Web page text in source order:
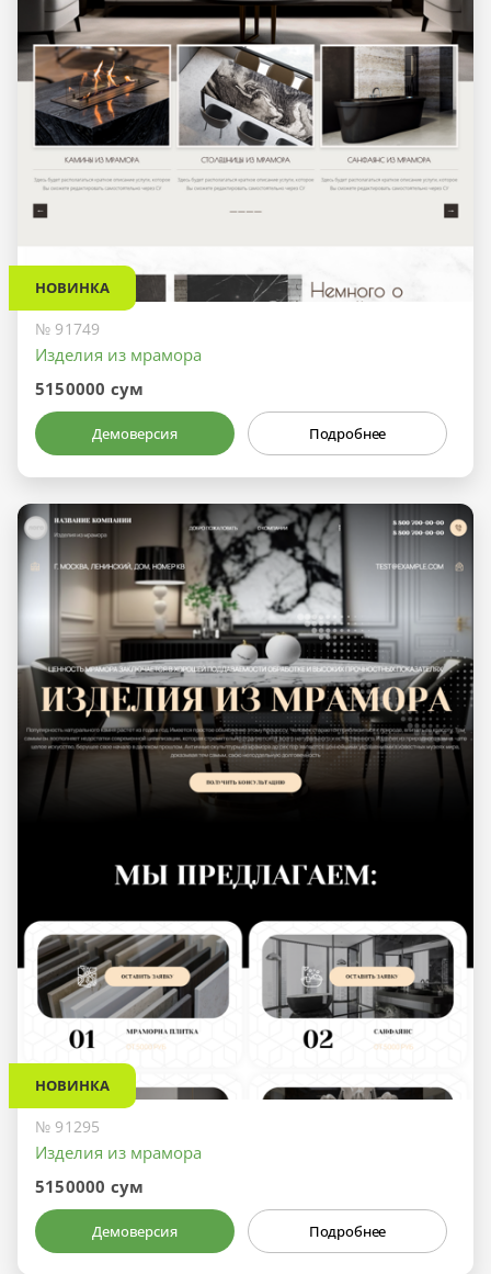
НОВИНКА
№ 91749
Изделия из мрамора
5150000 сум
Демоверсия Подробнее
НОВИНКА
№ 91295
Изделия из мрамора
5150000 сум
Демоверсия Подробнее